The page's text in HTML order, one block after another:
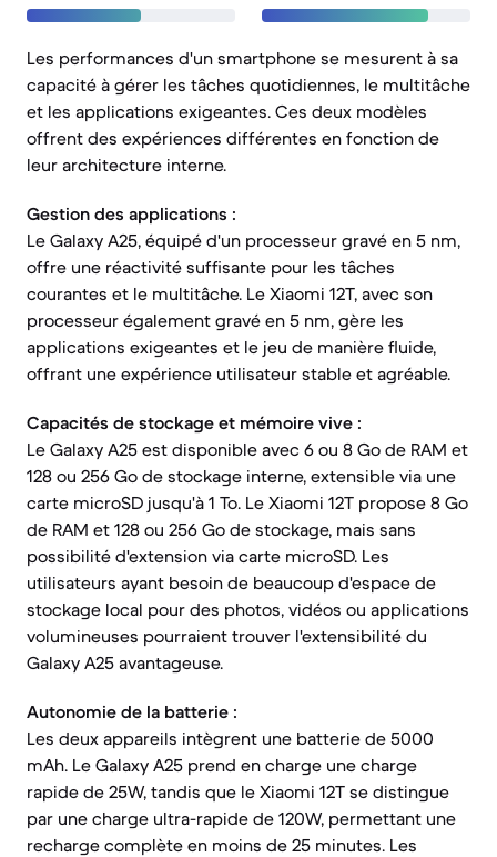
Les performances d'un smartphone se mesurent à sa
capacité à gérer les tâches quotidiennes, le multitâche
et les applications exigeantes. Ces deux modèles
offrent des expériences différentes en fonction de
leur architecture interne.
Gestion des applications :
Le Galaxy A25, équipé d'un processeur gravé en 5 nm,
offre une réactivité suffisante pour les tâches
courantes et le multitâche. Le Xiaomi 12T, avec son
processeur également gravé en 5 nm, gère les
applications exigeantes et le jeu de manière fluide,
offrant une expérience utilisateur stable et agréable.
Capacités de stockage et mémoire vive :
Le Galaxy A25 est disponible avec 6 ou 8 Go de RAM et
128 ou 256 Go de stockage interne, extensible via une
carte microSD jusqu'à 1 To. Le Xiaomi 12T propose 8 Go
de RAM et 128 ou 256 Go de stockage, mais sans
possibilité d'extension via carte microSD. Les
utilisateurs ayant besoin de beaucoup d'espace de
stockage local pour des photos, vidéos ou applications
volumineuses pourraient trouver l'extensibilité du
Galaxy A25 avantageuse.
Autonomie de la batterie :
Les deux appareils intègrent une batterie de 5000
mAh. Le Galaxy A25 prend en charge une charge
rapide de 25W, tandis que le Xiaomi 12T se distingue
par une charge ultra-rapide de 120W, permettant une
recharge complète en moins de 25 minutes. Les